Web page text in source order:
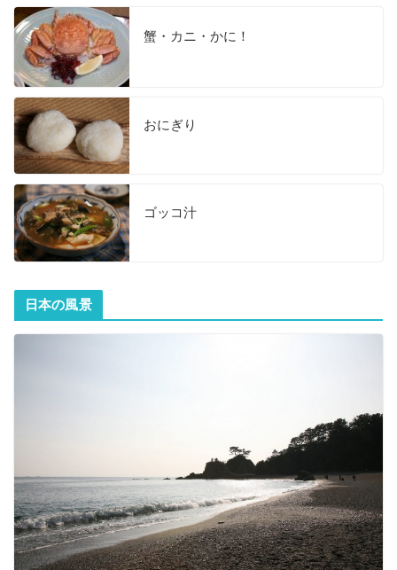
蟹・カニ・かに！
おにぎり
ゴッコ汁
日本の風景